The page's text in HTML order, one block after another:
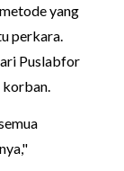
yang
perkara.
Puslabfor